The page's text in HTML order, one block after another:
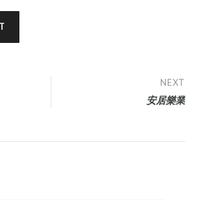
NEXT
安居樂業